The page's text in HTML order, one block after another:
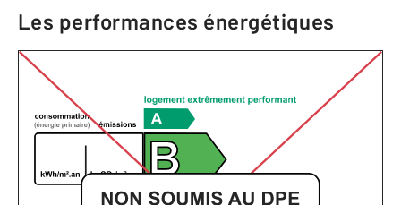
Les performances énergétiques